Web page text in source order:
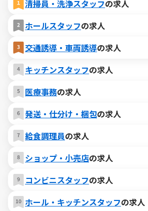
清掃員・洗浄スタッフの求人
ホールスタッフの求人
交通誘導・車両誘導の求人
キッチンスタッフの求人
医療事務の求人
発送・仕分け・梱包の求人
給食調理員の求人
ショップ・小売店の求人
コンビニスタッフの求人
ホール・キッチンスタッフの求人